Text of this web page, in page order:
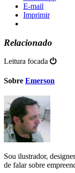
E-mail
Imprimir
Relacionado
Leitura focada
Sobre Emerson
Sou ilustrador,
de falar sobre